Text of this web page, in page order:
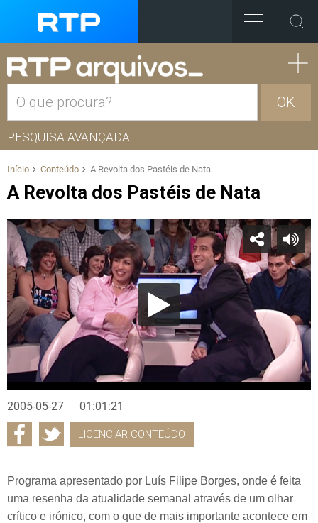
OK
PESQUISA AVANÇADA
Início Conteúdo A Revolta dos Pastéis de Nata
A Revolta dos Pastéis de Nata
2005-05-27 01:01:21
LICENCIAR CONTEÚDO
Programa apresentado por Luís Filipe Borges, onde é feita
uma resenha da atualidade semanal através de um olhar
crítico e irónico, com o que de mais importante acontece em